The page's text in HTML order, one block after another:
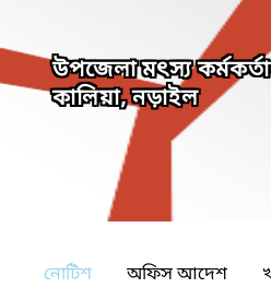
উপজেলা মৎস্য
কালিয়া, নড়াইল
নোটিশ অফিস আদেশ